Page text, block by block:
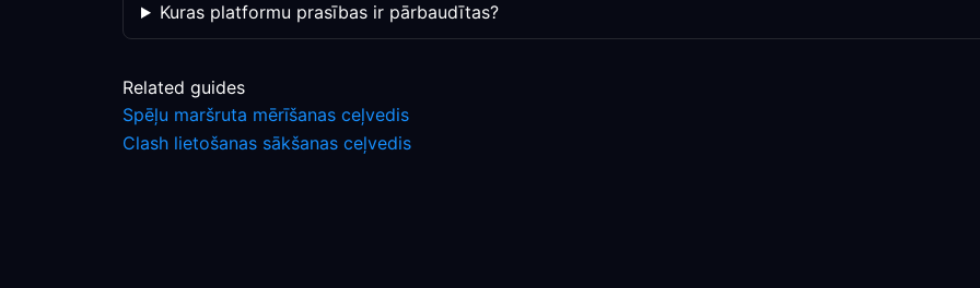
Kuras platformu prasības ir pārbaudītas?
Related guides
Spēļu maršruta mērīšanas ceļvedis
Clash lietošanas sākšanas ceļvedis